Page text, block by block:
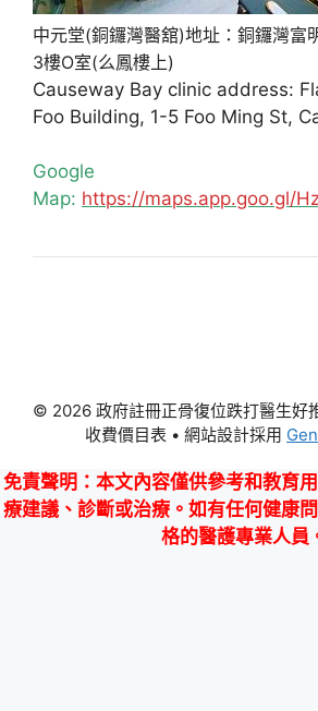
中元堂(銅鑼灣醫舘)地址：銅鑼灣富
3樓O室(么鳳樓上)
Causeway Bay clinic address:
Foo Building, 1-5 Foo Ming St,
Google
Map: https://maps.app.goo.gl/
© 2026 政府註冊正骨復位跌打醫生好
收費價目表 • 網站設計採用
免責聲明 ：本文內容僅供參考和教育
療建議、診斷或治療。如有任何健康
格的醫護專業人員